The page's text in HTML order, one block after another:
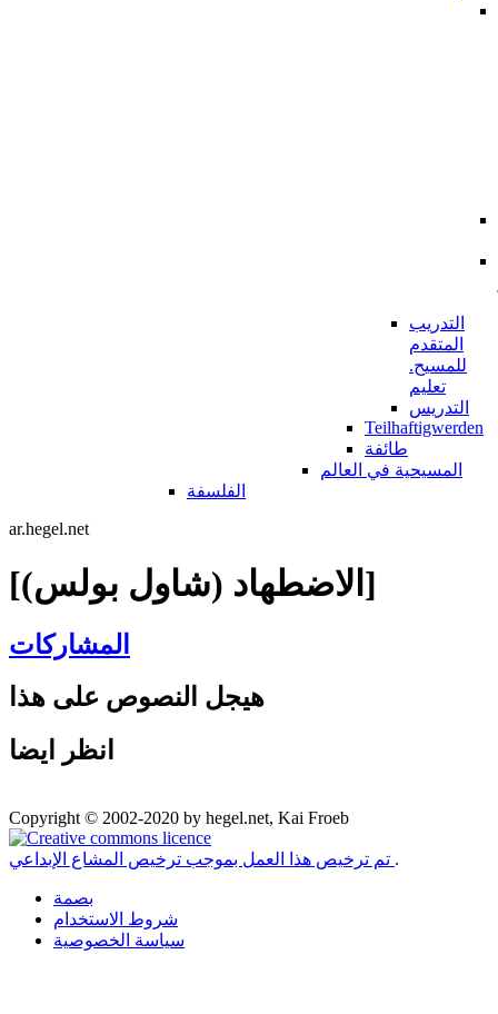
التدريب
المتقدم
للمسيح.
تعليم
التدريس
Teilhaftigwerden
طائفة
المسيحية في العالم
الفلسفة
ar.hegel.net
[الاضطهاد (شاول بولس)]
المشاركات
هيجل النصوص على هذا
انظر ايضا
Copyright © 2002-2020 by hegel.net, Kai Froeb
.
بصمة
شروط الاستخدام
سياسة الخصوصية